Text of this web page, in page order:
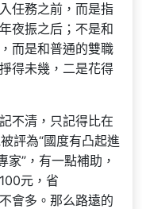
任務之前，而是指
夜振之后；不是和
而是和普通的雙職
得未幾，二是花得
不清，只記得比在
評為“國度有凸起進
家”，有一點補助，
元，省
會多。那么路遠的